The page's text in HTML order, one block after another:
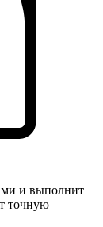
и выполнит
точную